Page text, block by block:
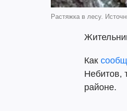
Растяжка в лесу.
Как
Небитов,
районе.